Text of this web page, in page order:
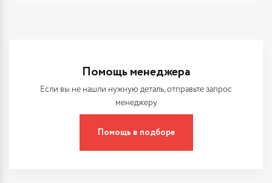
Помощь менеджера
Если вы не нашли нужную деталь, отправьте запрос
менеджеру
Помощь в подборе